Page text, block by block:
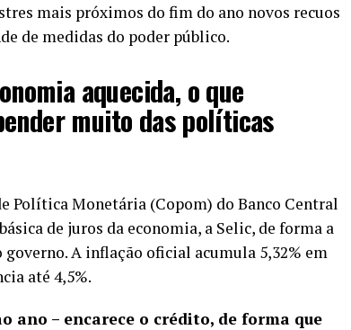
mais próximos do fim do ano novos recuos
de medidas do poder público.
aquecida, o que
muito das políticas
Política Monetária (Copom) do Banco Central
de juros da economia, a Selic, de forma a
A inflação oficial acumula 5,32% em
até 4,5%.
ano – encarece o crédito, de forma que